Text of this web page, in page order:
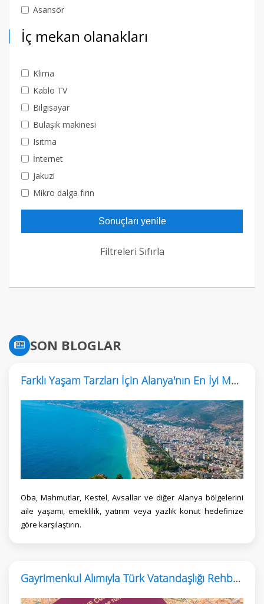
Asansör
İç mekan olanakları
Klima
Kablo TV
Bilgisayar
Bulaşık makinesi
Isıtma
İnternet
Jakuzi
Mikro dalga fırın
Sonuçları yenile
Filtreleri Sıfırla
SON BLOGLAR
Farklı Yaşam Tarzları İçin Alanya'nın En İyi Mahalleleri
Oba, Mahmutlar, Kestel, Avsallar ve diğer Alanya bölgelerini
aile yaşamı, emeklilik, yatırım veya yazlık konut hedefinize
göre karşılaştırın.
Gayrimenkul Alımıyla Türk Vatandaşlığı Rehberi